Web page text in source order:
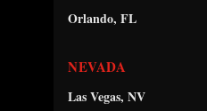
Orlando, FL
NEVADA
Las Vegas, NV